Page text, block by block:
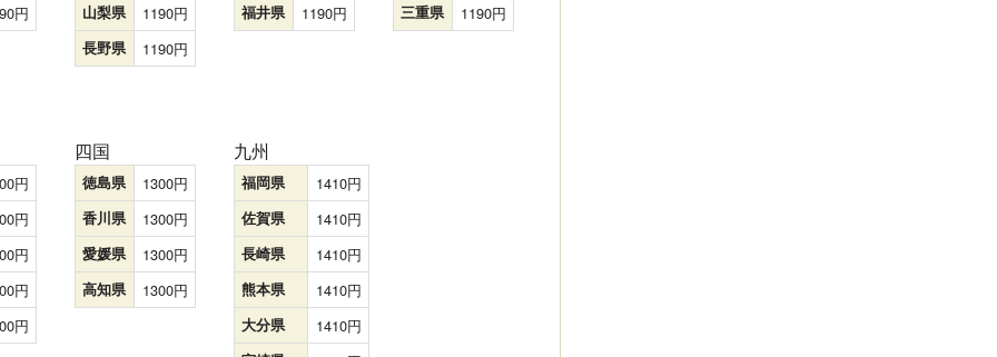
山梨県 1190
長野県 1190
福井県 1190 三重県 1190
四国
徳島県 1300
香川県 1300
愛媛県 1300
高知県 1300
九州
福岡県 1410
佐賀県 1410
長崎県 1410
熊本県 1410
大分県 1410